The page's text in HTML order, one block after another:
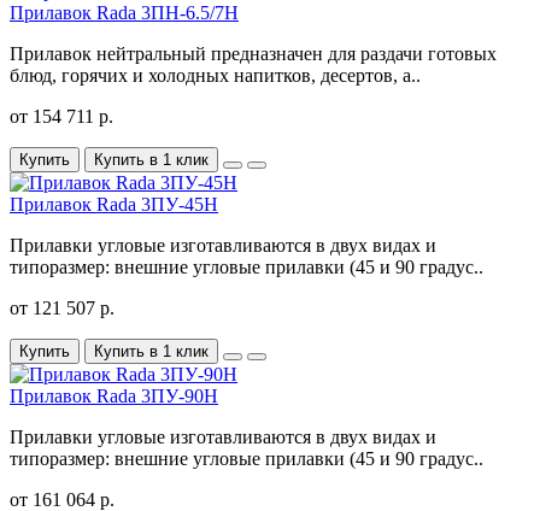
Прилавок Rada 3ПН-6.5/7Н
Прилавок нейтральный предназначен для раздачи готовых
блюд, горячих и холодных напитков, десертов, а..
от 154 711 р.
Купить Купить в 1 клик
Прилавок Rada 3ПУ-45Н
Прилавки угловые изготавливаются в двух видах и
типоразмер: внешние угловые прилавки (45 и 90 градус..
от 121 507 р.
Купить Купить в 1 клик
Прилавок Rada 3ПУ-90Н
Прилавки угловые изготавливаются в двух видах и
типоразмер: внешние угловые прилавки (45 и 90 градус..
от 161 064 р.